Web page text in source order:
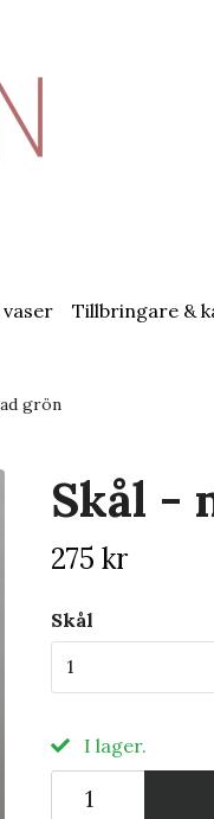
Tillbringare &
grön
Skål -
275 kr
Skål
1
I lager.